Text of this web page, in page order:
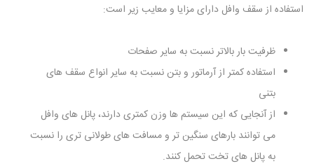
استفاده از سقف وافل دارای مزایا و معایب زیر است:
ظرفیت بار بالاتر نسبت به سایر صفحات
استفاده کمتر از آرماتور و بتن نسبت به سایر انواع سقف های
بتنی
از آنجایی که این سیستم ها وزن کمتری دارند، پانل های وافل
می توانند بارهای سنگین تر و مسافت های طولانی تری را نسبت
به پانل های تخت تحمل کنند.